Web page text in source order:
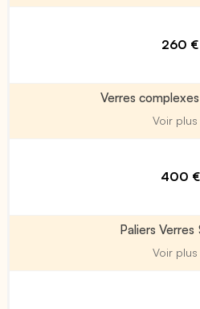
260 €
Verres
Voir plus
400 €
Paliers Verres
Voir plus